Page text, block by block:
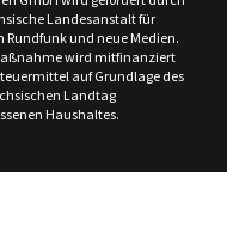
Landesanstalt für
Rundfunk und neue Medien.
wird mitfinanziert
auf Grundlage des
Landtag
Haushaltes.